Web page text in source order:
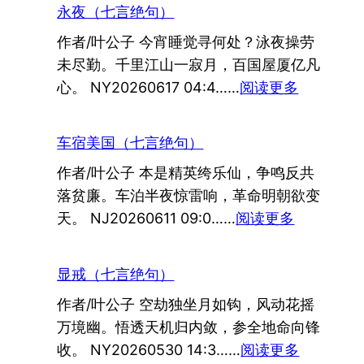
志
永夜（七言绝句）
作者/叶公子 今宵睡觉寻何处？泳夜操劳
未尽勤。千里江山一寂月，百国屋厦亿凡
心。 NY20260617 04:4……阅读更多
言
绝
车宿美国（七言绝句）
作者/叶公子 本是精英绔乐仙，争鸣反共
落贫廉。车泊半夜惊雷响，革命明朝欲变
天。 NJ20260611 09:0……阅读更多
国
（七
言
显戒（七言绝句）
作者/叶公子 空劫独坐月如钩，风动花摇
万境幽。悟透天机归内敛，参全地命向锋
收。 NY20260530 14:3……阅读更多